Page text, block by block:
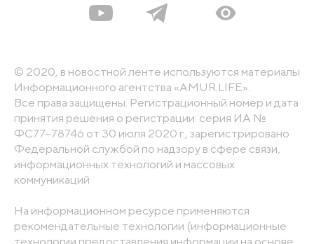
© 2020, в новостной ленте используются материалы
Информационного агентства «AMUR.LIFE».
Все права защищены. Регистрационный номер и дата
принятия решения о регистрации: серия ИА №
ФС77-78746 от 30 июля 2020 г., зарегистрировано
Федеральной службой по надзору в сфере связи,
информационных технологий и массовых
коммуникаций
На информационном ресурсе применяются
рекомендательные технологии (информационные
технологии предоставления информации на основе